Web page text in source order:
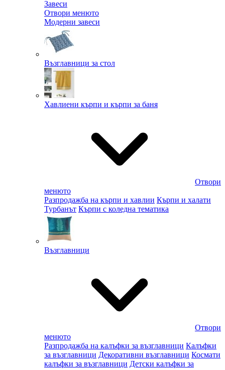
Завеси
Отвори менюто
Модерни завеси
Възглавници за стол
Хавлиени кърпи и кърпи за баня
Отвори
менюто
Разпродажба на кърпи и хавлии Кърпи и халати
Турбанът Кърпи с коледна тематика
Възглавници
Отвори
менюто
Разпродажба на калъфки за възглавници Калъфки
за възглавници Декоративни възглавници Космати
калъфки за възглавници Детски калъфки за